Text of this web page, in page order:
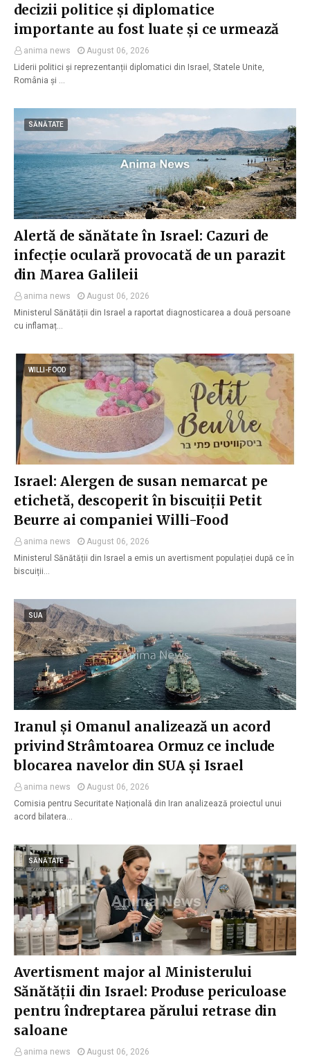
decizii politice și diplomatice
importante au fost luate și ce urmează
anima news
August 06, 2026
Liderii politici și reprezentanții diplomatici din Israel, Statele Unite,
România și …
SĂNĂTATE
Alertă de sănătate în Israel: Cazuri de
infecție oculară provocată de un parazit
din Marea Galileii
anima news
August 06, 2026
Ministerul Sănătății din Israel a raportat diagnosticarea a două persoane
cu inflamaț…
WILLI-FOOD
Israel: Alergen de susan nemarcat pe
etichetă, descoperit în biscuiții Petit
Beurre ai companiei Willi-Food
anima news
August 06, 2026
Ministerul Sănătății din Israel a emis un avertisment populației după ce în
biscuiții…
SUA
Iranul și Omanul analizează un acord
privind Strâmtoarea Ormuz ce include
blocarea navelor din SUA și Israel
anima news
August 06, 2026
Comisia pentru Securitate Națională din Iran analizează proiectul unui
acord bilatera…
SĂNĂTATE
Avertisment major al Ministerului
Sănătății din Israel: Produse periculoase
pentru îndreptarea părului retrase din
saloane
anima news August 06, 2026